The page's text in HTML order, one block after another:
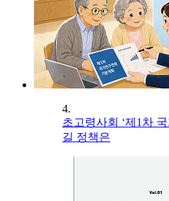
4.
초고령사회 ‘제1차
길 정책은